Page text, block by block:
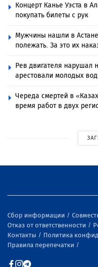
Концерт Канье Уэста в
покупать билеты с рук
Мужчины нашли в
полежать. За это их
Рев двигателя нарушал
арестовали молодых
Череда смертей в
время работ в двух
Сбор информации
Отказ от ответственности
Контакты
Политика
Правила перепечатки